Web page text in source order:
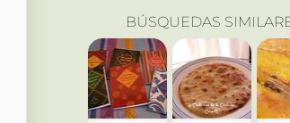
BÚSQUEDAS